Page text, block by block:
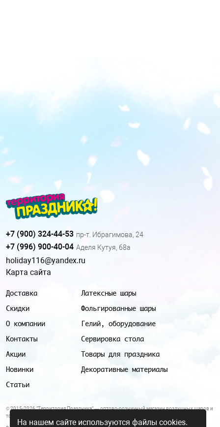
Доставка
Скидки
О компании
Контакты
Акции
Новинки
Статьи
Латексные шары
Фольгированные шары
Гелий, оборудование
Сервировка стола
Товары для праздника
Декоративные материалы
+7 (900) 324-44-53 пр-т. Ибрагимова, 24
+7 (996) 900-40-04 Аделя Кутуя, 68а
holiday116@yandex.ru
Карта сайта
© 2015-2026 "Территория Праздника" — оптово-розничный магазин воздушных шаров и
товаров для праздника.
На нашем сайте используются файлы cookies.